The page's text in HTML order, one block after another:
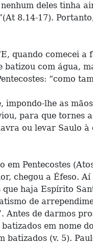
deles tinha
8.14-17).
quando comecei
com água,
“como
lhe as
para que tornes
ou levar Saulo
Pentecostes
chegou a Éfeso.
haja Espírito
de
Antes de darmos
em nome
(v. 5).